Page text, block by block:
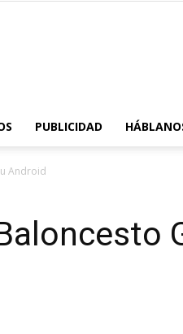
PUBLICIDAD
Android